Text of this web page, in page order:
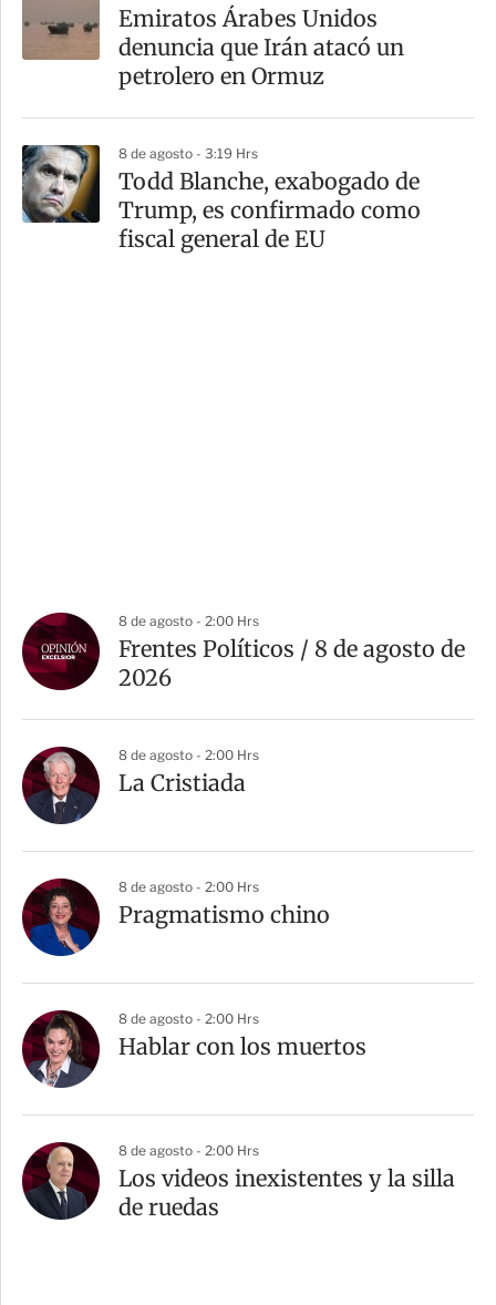
Emiratos Árabes Unidos
denuncia que Irán atacó un
petrolero en Ormuz
8 de agosto - 3:19 Hrs
Todd Blanche, exabogado de
Trump, es confirmado como
fiscal general de EU
8 de agosto - 2:00 Hrs
Frentes Políticos / 8 de agosto de
2026
8 de agosto - 2:00 Hrs
La Cristiada
8 de agosto - 2:00 Hrs
Pragmatismo chino
8 de agosto - 2:00 Hrs
Hablar con los muertos
8 de agosto - 2:00 Hrs
Los videos inexistentes y la silla
de ruedas